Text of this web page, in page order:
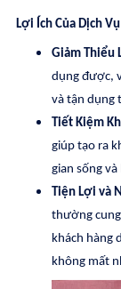
Lợi Ích Của Dịch
Giảm Thiểu
dụng được,
và tận dụng
Tiết Kiệm
giúp tạo ra
gian sống và
Tiện Lợi và
thường
khách hàng
không mất